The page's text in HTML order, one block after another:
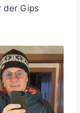
der Gips